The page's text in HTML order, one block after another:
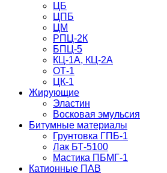
ЦБ
ЦПБ
ЦМ
РПЦ-2К
БПЦ-5
КЦ-1А, КЦ-2А
ОТ-1
ЦК-1
Жирующие
Эластин
Восковая эмульсия
Битумные материалы
Грунтовка ГПБ-1
Лак БТ-5100
Мастика ПБМГ-1
Катионные ПАВ